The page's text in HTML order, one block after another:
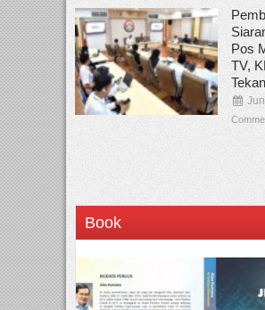
Pos
TV,
Book